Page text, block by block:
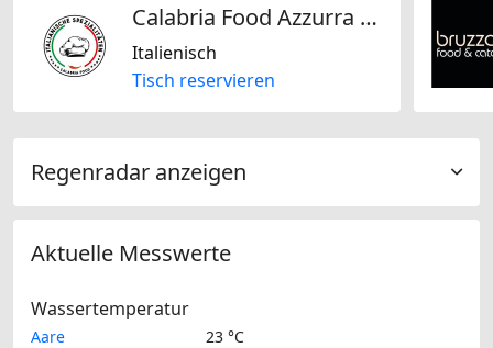
Calabria Food Azzurra GmbH
Italienisch
Tisch reservieren
Regenradar anzeigen
Aktuelle Messwerte
Wassertemperatur
Aare 23 °C